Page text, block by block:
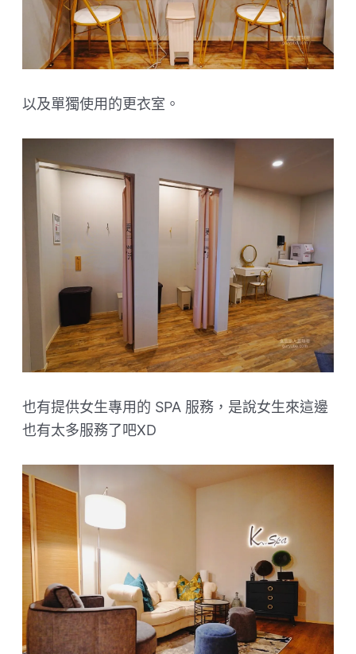
以及單獨使用的更衣室。
也有提供女生專用的 SPA 服務，是說女生來這邊
也有太多服務了吧XD